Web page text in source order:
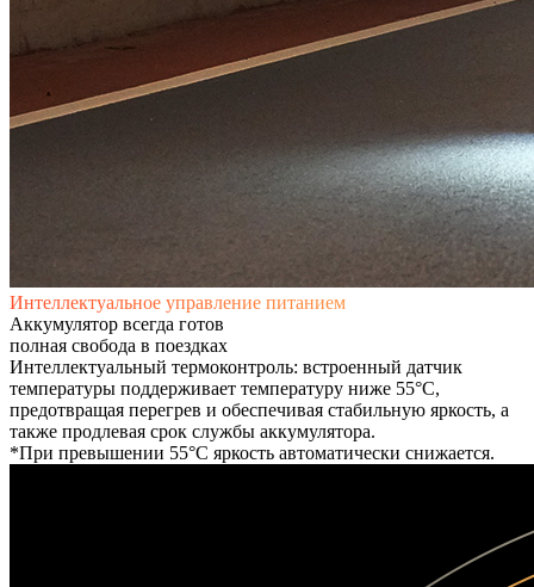
​​Интеллектуальное управление питанием​​
​​Аккумулятор всегда готов
полная свобода в поездках​
Интеллектуальный термоконтроль: встроенный датчик
температуры поддерживает температуру ниже 55°C,
предотвращая перегрев и обеспечивая стабильную яркость, а
также продлевая срок службы аккумулятора.​​
*При превышении 55°C яркость автоматически снижается.